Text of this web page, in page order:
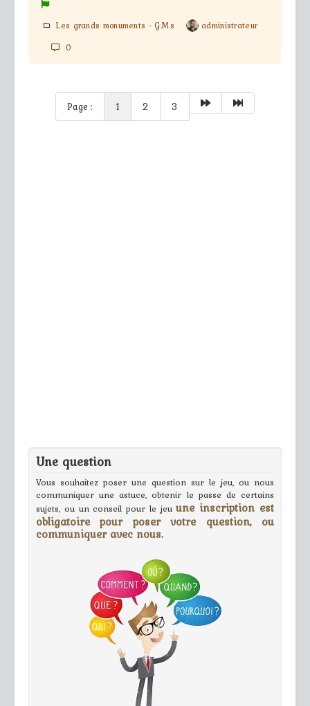
Les grands monuments - G.M.s
administrateur
0
Page : 1 2 3
Une question
Vous souhaitez poser une question sur le jeu, ou nous
communiquer une astuce, obtenir le passe de certains
sujets, ou un conseil pour le jeuune inscription est
obligatoire pour poser votre question, ou
communiquer avec nous.